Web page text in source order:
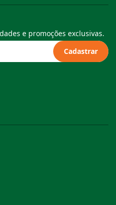
e promoções exclusivas.
Cadastrar